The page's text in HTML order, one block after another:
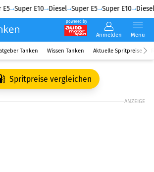
Super E10 Diesel Super E5 Super E10 Diesel
powered by
Anmelden Menü
Tanken Wissen Tanken Aktuelle Spritpreise
Spritpreise vergleichen
ANZEIGE